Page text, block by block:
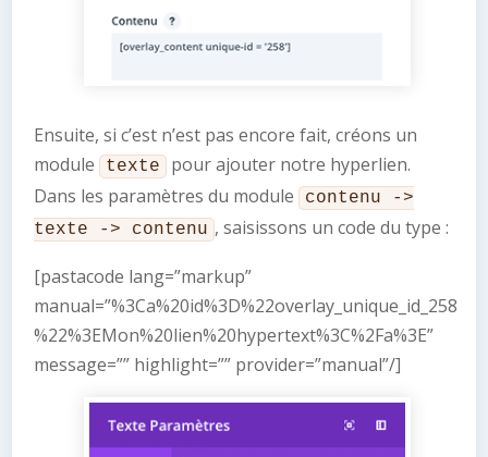
Ensuite, si c’est n’est pas encore fait, créons un
module texte
pour ajouter notre hyperlien.
Dans les paramètres du module contenu ->
texte -> contenu , saisissons un code du type :
[pastacode lang=”markup”
manual=”%3Ca%20id%3D%22overlay_unique_id_258
%22%3EMon%20lien%20hypertext%3C%2Fa%3E”
message=”” highlight=”” provider=”manual”/]